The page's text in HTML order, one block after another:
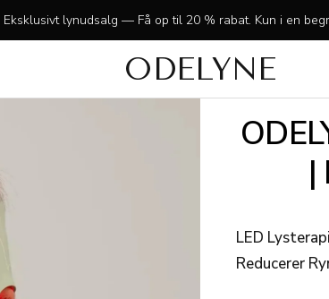
✨ +15.000 strålende kunder! Tak fordi I er med
Eksklusivt lynudsalg — Få op til 20 % rabat. Kun i en
ODELYNE
|
LED
Reducerer